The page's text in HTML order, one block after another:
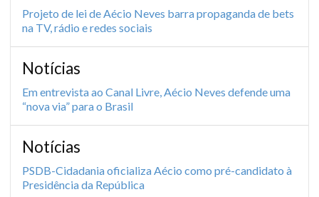
Projeto de lei de Aécio Neves barra propaganda de bets
na TV, rádio e redes sociais
Notícias
Em entrevista ao Canal Livre, Aécio Neves defende uma
“nova via” para o Brasil
Notícias
PSDB-Cidadania oficializa Aécio como pré-candidato à
Presidência da República